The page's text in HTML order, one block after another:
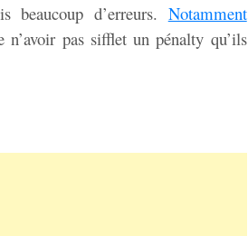
beaucoup d’erreurs. Notamment
pas sifflet un pénalty qu’ils